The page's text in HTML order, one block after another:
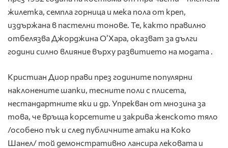
жилетка, семпла горница и мека пола от креп,
издържана в пастелни тонове. Те, както правилно
отбелязва Джорджина О’Хара, оказват за дълги
години силно влияние върху развитието на модата .
Кристиан Диор прави през годините популярни
наклонените шапки, тесните поли с плисета,
нестандартните яки и др. Упрекван от мнозина за
това, че връща корсетите и закрива женското тяло
/особено пък и след публичните атаки на Коко
Шанел/ той демонстративно лансира лековата и